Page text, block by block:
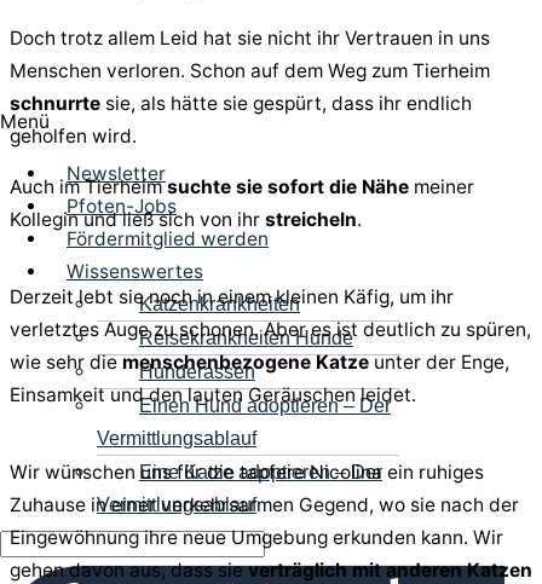
Menü
Newsletter
Pfoten-Jobs
Fördermitglied werden
Wissenswertes
Katzenkrankheiten
Reisekrankheiten Hunde
Hunderassen
Einen Hund adoptieren – Der
Vermittlungsablauf
Eine Katze adoptieren – Der
Vermittlungsablauf
Doch trotz allem Leid hat sie nicht ihr Vertrauen in uns
Menschen verloren. Schon auf dem Weg zum Tierheim
schnurrte sie, als hätte sie gespürt, dass ihr endlich
geholfen wird.
Auch im Tierheimsuchte sie sofort die Nähe meiner
Kollegin und ließ sich von ihr streicheln.
Derzeit lebt sie noch in einem kleinen Käfig, um ihr
verletztes Auge zu schonen. Aber es ist deutlich zu spüren,
wie sehr diemenschenbezogene Katzeunter der Enge,
Einsamkeit und den lauten Geräuschen leidet.
Wir wünschen uns für die tapfere Nicolina ein ruhiges
Zuhause in einer verkehrsarmen Gegend, wo sie nach der
Eingewöhnung ihre neue Umgebung erkunden kann. Wir
gehen davon aus, dass sieverträglich mit anderen Katzen